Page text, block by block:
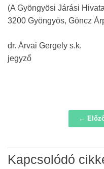
(A Gyöngyösi Járási
3200 Gyöngyös, Göncz
dr. Árvai Gergely s.k.
jegyző
←
Kapcsolódó